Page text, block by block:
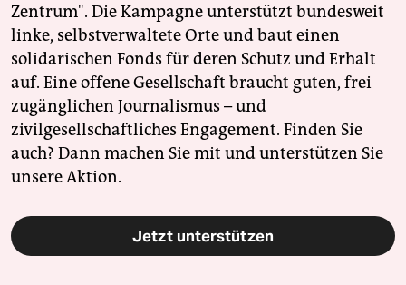
Zentrum". Die Kampagne unterstützt bundesweit
linke, selbstverwaltete Orte und baut einen
solidarischen Fonds für deren Schutz und Erhalt
auf. Eine offene Gesellschaft braucht guten, frei
zugänglichen Journalismus – und
zivilgesellschaftliches Engagement. Finden Sie
auch? Dann machen Sie mit und unterstützen Sie
unsere Aktion.
Jetzt unterstützen